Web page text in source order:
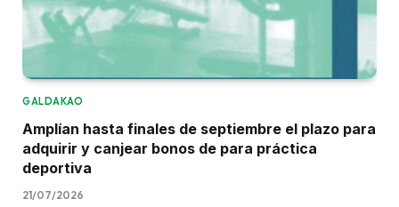
GALDAKAO
Amplían hasta finales de septiembre el plazo para
adquirir y canjear bonos de para práctica
deportiva
21/07/2026